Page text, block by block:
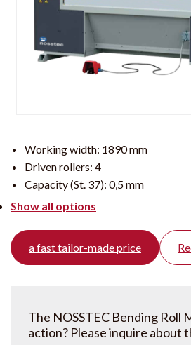
Working width: 1890 mm
Driven rollers: 4
Capacity (St. 37): 0,5 mm
Show all options
a fast tailor-made price
The NOSSTEC Bending Roll
action? Please inquire about